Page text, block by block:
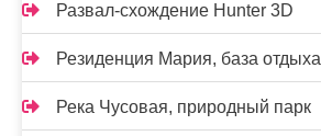
Развал-схождение Hunter 3D
Резиденция Мария, база отдыха
Река Чусовая, природный парк